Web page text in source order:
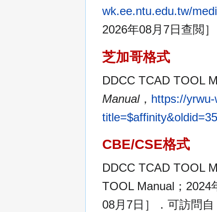
wk.ee.ntu.edu.tw/
2026年08月7日查閲］
芝加哥格式
DDCC TCAD TOOL
Manual， https://
CBE/CSE格式
DDCC TCAD TOOL
TOOL Manual；2024
08月7日］．可訪問